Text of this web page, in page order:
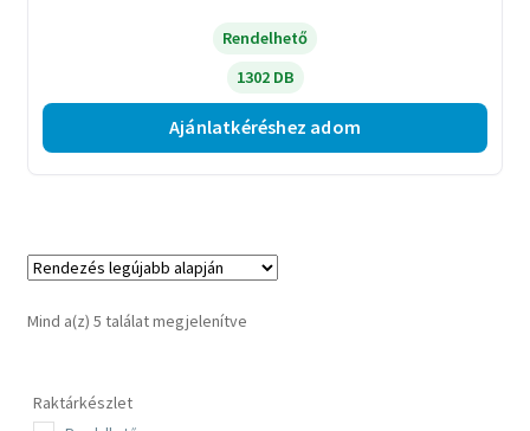
Rendelhető
1302 DB
Ajánlatkéréshez adom
Mind a(z) 5 találat megjelenítveSorted
Raktárkészlet